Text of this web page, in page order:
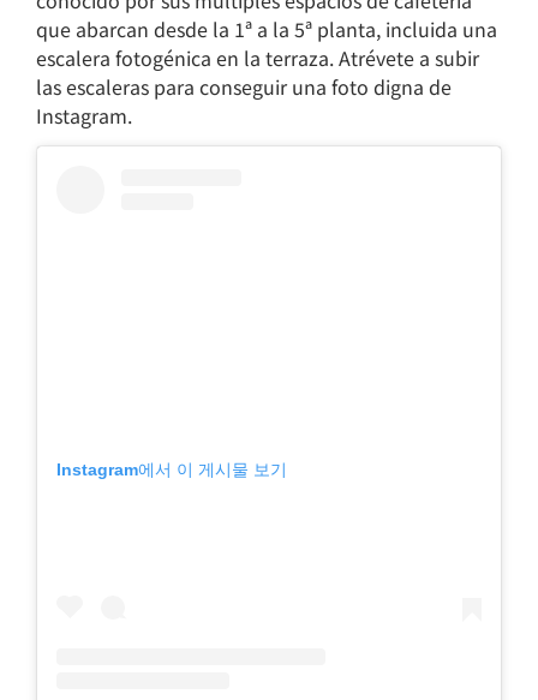
que abarcan desde la 1ª a la 5ª planta, incluida una
escalera fotogénica en la terraza. Atrévete a subir
las escaleras para conseguir una foto digna de
Instagram.
Instagram에서 이 게시물 보기